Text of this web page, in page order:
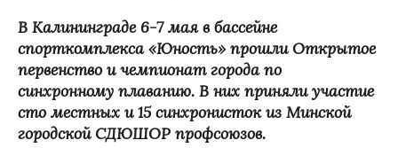
В Калининграде 6-7 мая в бассейне
спорткомплекса «Юность» прошли Открытое
первенство и чемпионат города по
синхронному плаванию. В них приняли участие
сто местных и 15 синхронисток из Минской
городской СДЮШОР профсоюзов.